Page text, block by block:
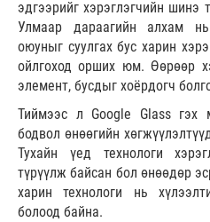
эдгээрийг хэрэглэгчийн шинэ
Улмаар дараагийн алхам
оюуныг суулгах бус харин
ойлгоход орших юм. Өөрөөр
элемент, бусдыг хоёрдогч
Тиймээс л Google Glass гэх
бодвол өнөөгийн
Тухайн үед технологи
түрүүлж байсан бол өнөөдөр
харин технологи нь
болоод байна.